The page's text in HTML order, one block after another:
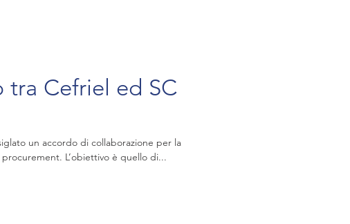
tra Cefriel ed SC
un accordo di collaborazione per la
L’obiettivo è quello di...